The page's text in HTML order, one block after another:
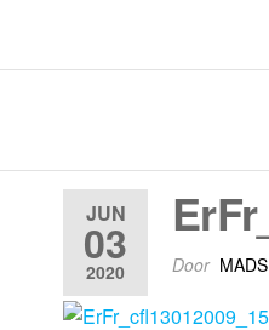
JUN
03
2020 Door